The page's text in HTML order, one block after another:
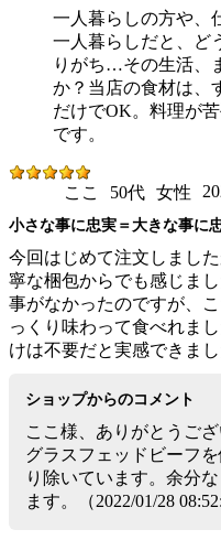
一人暮らしの方や、
一人暮らしだと、ど
りがち…その生活、
か？当店の食材は、
だけでOK。料理が
です。
ここ 50代 女性
小さな事に忠実＝大きな事に
今回はじめて注文しまし
寧な梱包からでも感じま
事がなかったのですが、
っくり味わって食べれま
けは不要だと実感できまし
ショップからのコメント
ここ様、ありがとうござ
グラスフェッドビーフ
り除いています。余分
ます。（2022/01/28